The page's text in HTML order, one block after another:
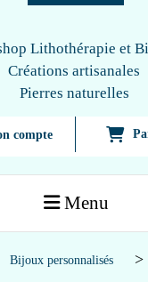
Lithothérapie et
Créations artisanales
Pierres naturelles
compte
Menu
Bijoux personnalisés